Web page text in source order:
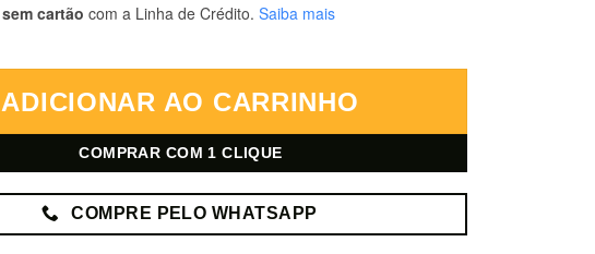
cartão com a Linha de Crédito. Saiba mais
– PlayStation 3 – Mídia Digital quantidade
ADICIONAR AO CARRINHO
COMPRAR COM 1 CLIQUE
COMPRE PELO WHATSAPP